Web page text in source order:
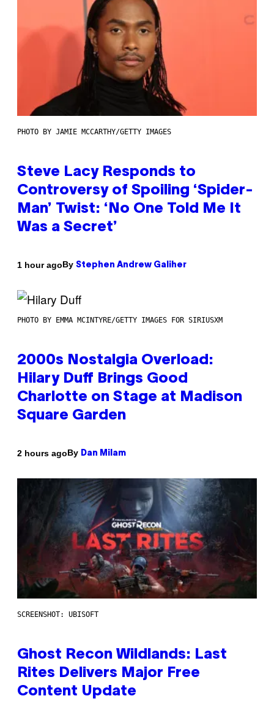
PHOTO BY JAMIE MCCARTHY/GETTY IMAGES
Steve Lacy Responds to
Controversy of Spoiling ‘Spider-
Man’ Twist: ‘No One Told Me It
Was a Secret’
1 hour agoBy Stephen Andrew Galiher
PHOTO BY EMMA MCINTYRE/GETTY IMAGES FOR SIRIUSXM
2000s Nostalgia Overload:
Hilary Duff Brings Good
Charlotte on Stage at Madison
Square Garden
2 hours agoBy Dan Milam
SCREENSHOT: UBISOFT
Ghost Recon Wildlands: Last
Rites Delivers Major Free
Content Update